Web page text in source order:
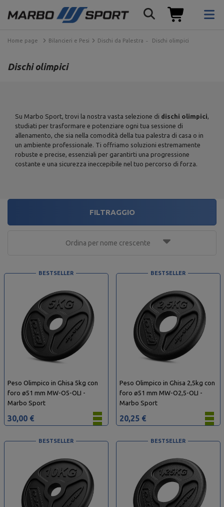
Home page Bilancieri e Pesi Dischi da Palestra Dischi olimpici
Dischi olimpici
Su Marbo Sport, trovi la nostra vasta selezione di dischi olimpici,
studiati per trasformare e potenziare ogni tua sessione di
allenamento, che sia nella comodità della tua palestra di casa o in
un ambiente professionale. Ti offriamo soluzioni estremamente
robuste e precise, essenziali per garantirti una progressione
costante e una sicurezza ineccepibile nel tuo percorso di forza.
Ordina per nome crescente
FILTRAGGIO
BESTSELLER
Peso Olimpico in Ghisa 5kg con
foro ø51 mm MW-O5-OLI -
Marbo Sport
30,00 €
BESTSELLER
Peso Olimpico in Ghisa 2,5kg con
foro ø51 mm MW-O2,5-OLI -
Marbo Sport
20,25 €
BESTSELLER BESTSELLER